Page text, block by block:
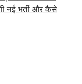
नई भर्ती और कैसे